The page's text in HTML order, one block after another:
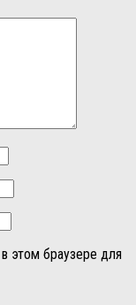
этом браузере для